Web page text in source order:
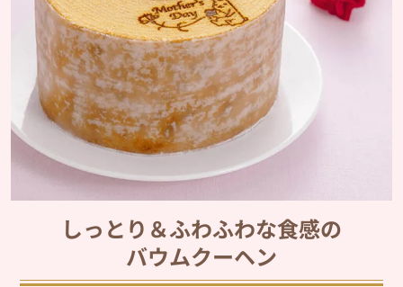
しっとり＆ふわふわな食感の
バウムクーヘン